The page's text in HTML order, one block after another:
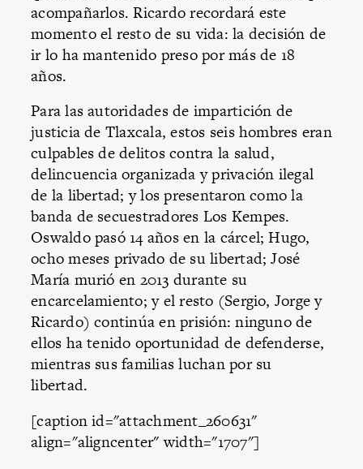
acompañarlos. Ricardo recordará este
momento el resto de su vida: la decisión de
ir lo ha mantenido preso por más de 18
años.
Para las autoridades de impartición de
justicia de Tlaxcala, estos seis hombres eran
culpables de delitos contra la salud,
delincuencia organizada y privación ilegal
de la libertad; y los presentaron como la
banda de secuestradores Los Kempes.
Oswaldo pasó 14 años en la cárcel; Hugo,
ocho meses privado de su libertad; José
María murió en 2013 durante su
encarcelamiento; y el resto (Sergio, Jorge y
Ricardo) continúa en prisión: ninguno de
ellos ha tenido oportu­nidad de defenderse,
mientras sus familias luchan por su
libertad.
[caption id="attachment_260631"
align="aligncenter" width="1707"]